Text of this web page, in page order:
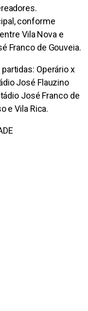
conforme
Vila Nova e
Franco de Gouveia.
Operário x
José Flauzino
José Franco de
e Vila Rica.